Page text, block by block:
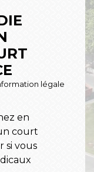
légale
en
court
si vous